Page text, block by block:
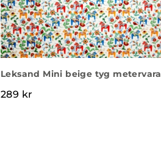
Leksand Mini beige tyg metervara
289 kr